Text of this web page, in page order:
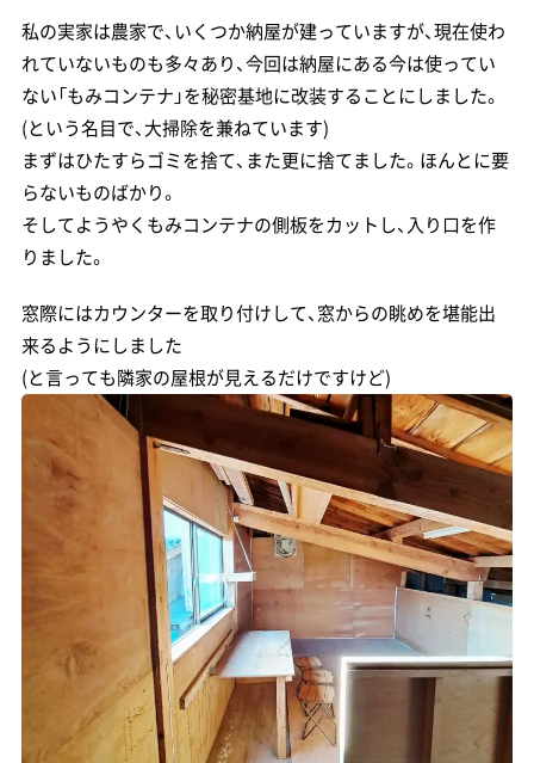
私の実家は農家で、いくつか納屋が建っていますが、現在使わ
れていないものも多々あり、今回は納屋にある今は使ってい
ない「もみコンテナ」を秘密基地に改装することにしました。
(という名目で、大掃除を兼ねています)
まずはひたすらゴミを捨て、また更に捨てました。ほんとに要
らないものばかり。
そしてようやくもみコンテナの側板をカットし、入り口を作
りました。
窓際にはカウンターを取り付けして、窓からの眺めを堪能出
来るようにしました
(と言っても隣家の屋根が見えるだけですけど)